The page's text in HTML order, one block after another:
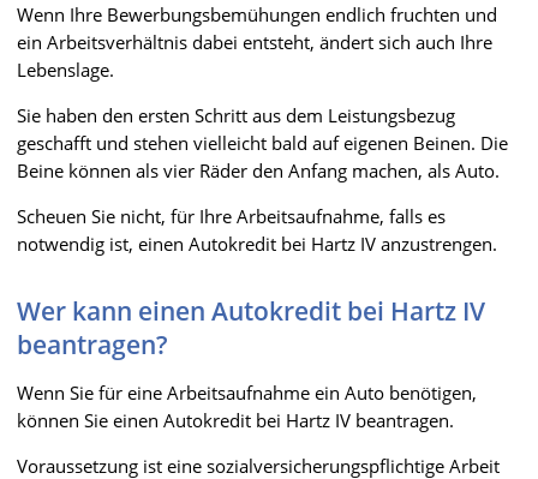
Wenn Ihre Bewerbungsbemühungen endlich fruchten und
ein Arbeitsverhältnis dabei entsteht, ändert sich auch Ihre
Lebenslage.
Sie haben den ersten Schritt aus dem Leistungsbezug
geschafft und stehen vielleicht bald auf eigenen Beinen. Die
Beine können als vier Räder den Anfang machen, als Auto.
Scheuen Sie nicht, für Ihre Arbeitsaufnahme, falls es
notwendig ist, einen Autokredit bei Hartz IV anzustrengen.
Wer kann einen Autokredit bei Hartz IV
beantragen?
Wenn Sie für eine Arbeitsaufnahme ein Auto benötigen,
können Sie einen Autokredit bei Hartz IV beantragen.
Voraussetzung ist eine sozialversicherungspflichtige Arbeit